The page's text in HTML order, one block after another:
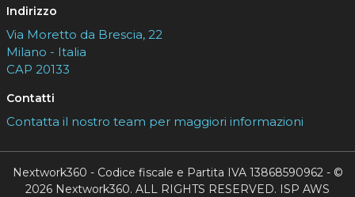
Indirizzo
Via Moretto da Brescia, 22
Milano - Italia
CAP 20133
Contatti
Contatta il nostro team per maggiori informazioni
Nextwork360 - Codice fiscale e Partita IVA 13868590962 - ©
2026 Nextwork360. ALL RIGHTS RESERVED. ISP AWS